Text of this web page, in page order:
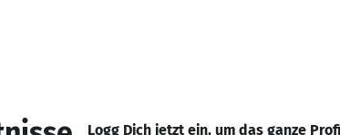
Logg Dich jetzt ein, um das ganze